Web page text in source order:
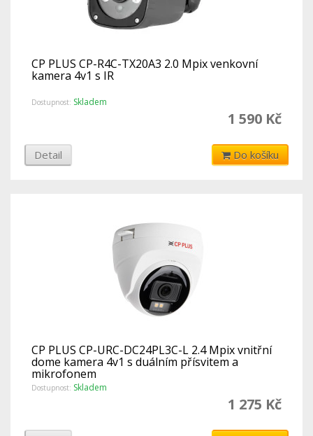
CP PLUS CP-R4C-TX20A3 2.0 Mpix venkovní
kamera 4v1 s IR
Dostupnost: Skladem
1 590 Kč
Detail Do košíku
CP PLUS CP-URC-DC24PL3C-L 2.4 Mpix vnitřní
dome kamera 4v1 s duálním přísvitem a
mikrofonem
Dostupnost: Skladem
1 275 Kč